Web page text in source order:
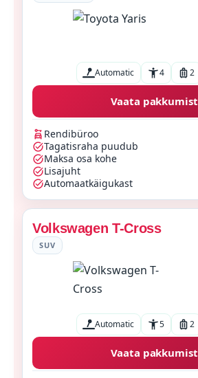
Automatic 4 2
Vaata pakkumist
Rendibüroo
Tagatisraha puudub
Maksa osa kohe
Lisajuht
Automaatkäigukast
Volkswagen T-Cross
SUV
Automatic 5 2
Vaata pakkumist